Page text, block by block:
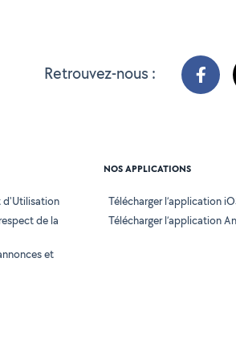
Retrouvez-nous :
d'Utilisation
de la
et
NOS APPLICATIONS
Télécharger l’application
Télécharger l’application